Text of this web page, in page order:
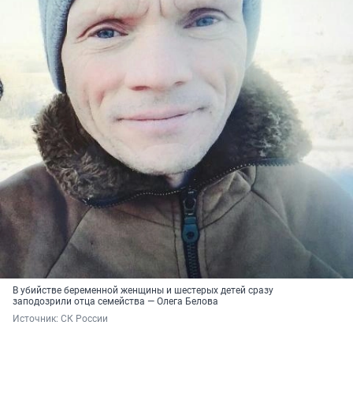
В убийстве беременной женщины и шестерых детей сразу
заподозрили отца семейства — Олега Белова
Источник: СК России